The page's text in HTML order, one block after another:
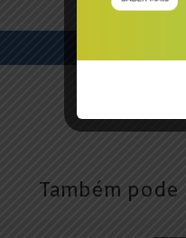
Também